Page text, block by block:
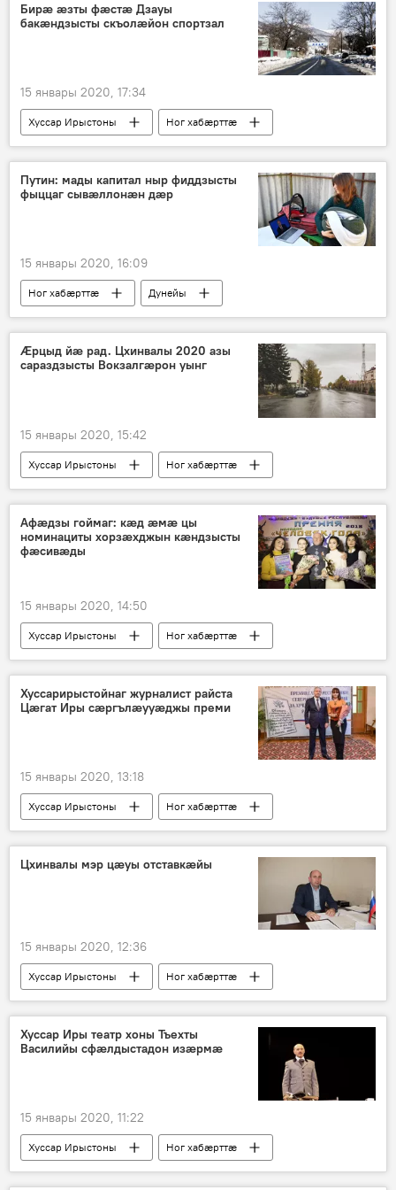
Бирæ æзты фæстæ Дзауы
бакæндзысты скъолæйон спортзал
15 январы 2020, 17:34
Хуссар Ирыстоны Ног хабӕрттӕ
Путин: мады капитал ныр фиддзысты
фыццаг сывæллонæн дæр
15 январы 2020, 16:09
Ног хабӕрттӕ Дунейы
Æрцыд йæ рад. Цхинвалы 2020 азы
сараздзысты Вокзалгæрон уынг
15 январы 2020, 15:42
Хуссар Ирыстоны Ног хабӕрттӕ
Афæдзы гоймаг: кæд æмæ цы
номинациты хорзæхджын кæндзысты
фæсивæды
15 январы 2020, 14:50
Хуссар Ирыстоны
Ног хабӕрттӕ
Культурӕ
Хуссарирыстойнаг журналист райста
Цæгат Иры сæргълæууæджы преми
15 январы 2020, 13:18
Хуссар Ирыстоны
Ног хабӕрттӕ
Цӕгат Ирыстон
Цхинвалы мэр цæуы отставкæйы
15 январы 2020, 12:36
Хуссар Ирыстоны
Ног хабӕрттӕ
Политикӕ
Хуссар Иры театр хоны Тъехты
Василийы сфæлдыстадон изæрмæ
15 январы 2020, 11:22
Хуссар Ирыстоны
Ног хабӕрттӕ
Культурӕ